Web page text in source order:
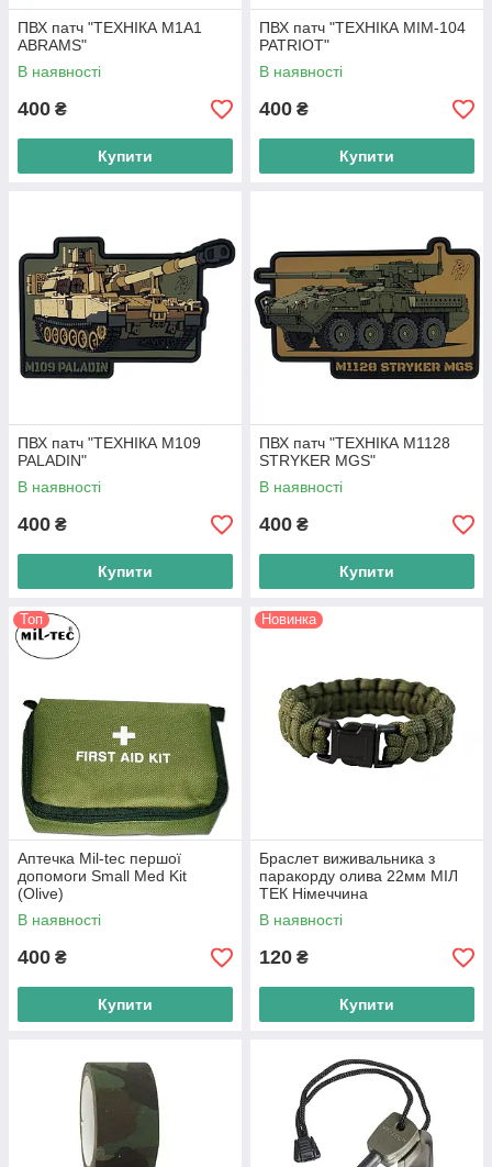
ПВХ патч "ТЕХНІКА M1A1
ABRAMS"
В наявності
400 ₴
Купити
ПВХ патч "ТЕХНІКА MIM-104
PATRIOT"
В наявності
400 ₴
Купити
ПВХ патч "ТЕХНІКА M109
PALADIN"
В наявності
400 ₴
Купити
ПВХ патч "ТЕХНІКА M1128
STRYKER MGS"
В наявності
400 ₴
Купити
Топ
Аптечка Mil-tec першої
допомоги Small Med Kit
(Olive)
В наявності
400 ₴
Купити
Новинка
Браслет виживальника з
паракорду олива 22мм МІЛ
ТЕК Німеччина
В наявності
120 ₴
Купити